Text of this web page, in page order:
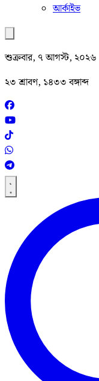
আর্কাইভ
শুক্রবার, ৭ আগস্ট, ২০২৬
২৩ শ্রাবণ, ১৪৩৩ বঙ্গাব্দ